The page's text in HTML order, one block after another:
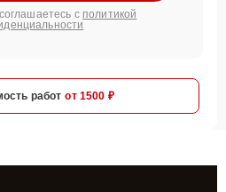
с политикой
работ от 1500 ₽